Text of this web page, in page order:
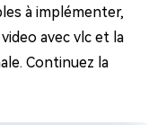
à implémenter,
avec vlc et la
Continuez la